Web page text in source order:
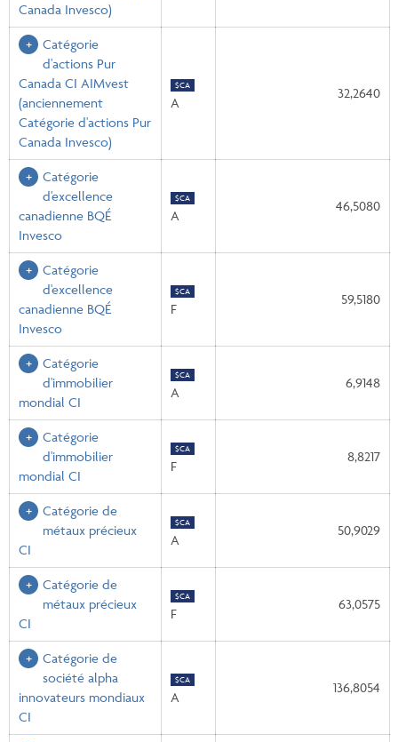
Canada Invesco)
Catégorie
d'actions Pur
Canada CI AIMvest
(anciennement
Catégorie d'actions Pur
Canada Invesco)
$CA
A
32,2640
Catégorie
d'excellence
canadienne BQÉ
Invesco
$CA
A
46,5080
Catégorie
d'excellence
canadienne BQÉ
Invesco
$CA
F
59,5180
Catégorie
d'immobilier
mondial CI
$CA
A
6,9148
Catégorie
d'immobilier
mondial CI
$CA
F
8,8217
Catégorie de
métaux précieux
CI
$CA
A
50,9029
Catégorie de
métaux précieux
CI
$CA
F
63,0575
Catégorie de
société alpha
innovateurs mondiaux
CI
$CA
A
136,8054